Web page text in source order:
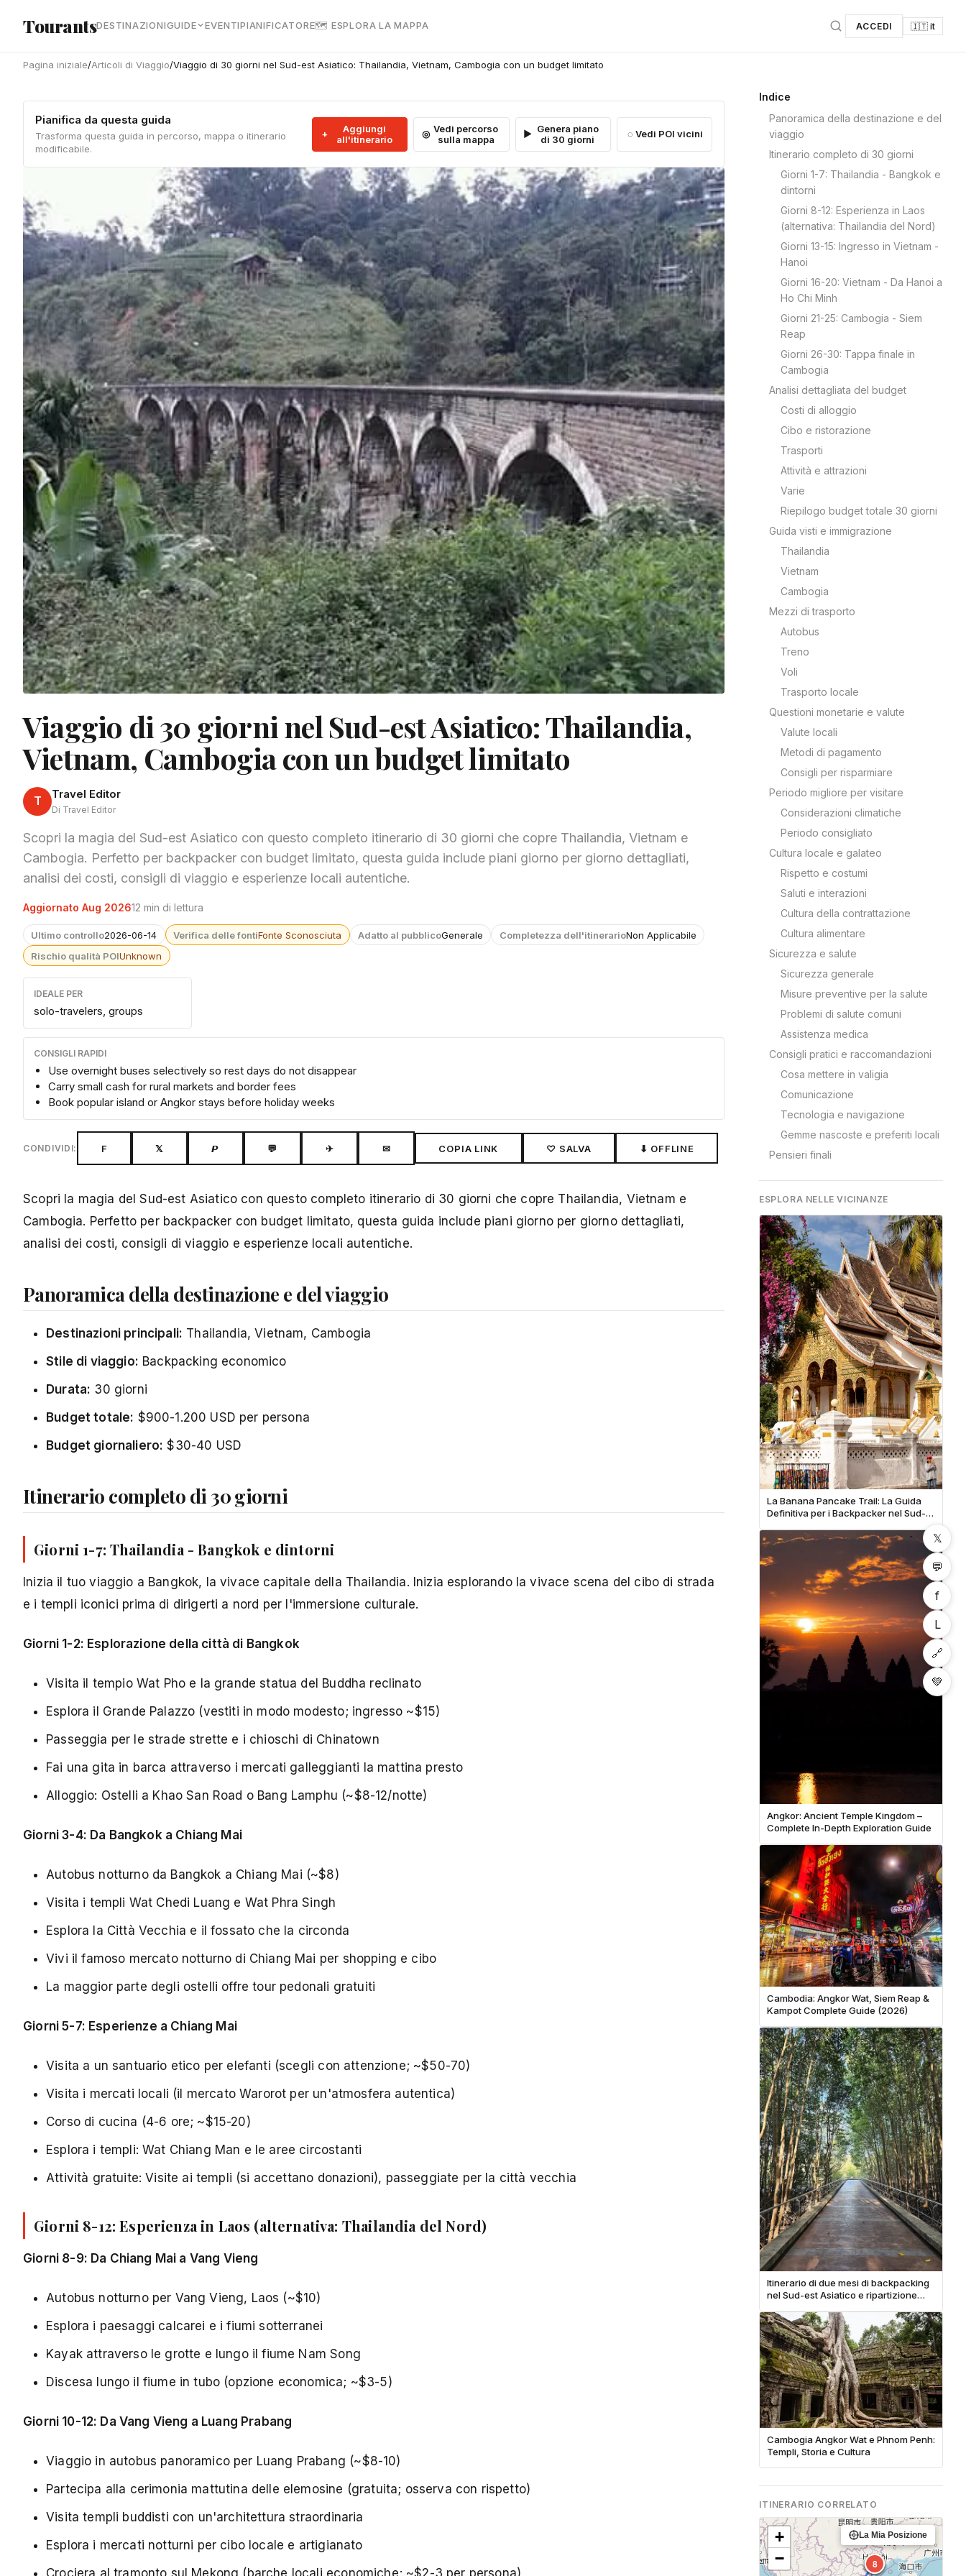
TourantsDESTINAZIONIGUIDE EVENTIPIANIFICATORE🗺 ESPLORA LA MAPPA ACCEDI 🇮🇹 it
Pagina iniziale/Articoli di Viaggio/Viaggio di 30 giorni nel Sud-est Asiatico: Thailandia, Vietnam, Cambogia con un budget limitato
Pianifica da questa guida
Trasforma questa guida in percorso, mappa o itinerario
modificabile.
Aggiungi
all'itinerario
Vedi percorso
sulla mappa
Genera piano
di 30 giorni
Vedi POI vicini
Viaggio di 30 giorni nel Sud-est Asiatico: Thailandia,
Vietnam, Cambogia con un budget limitato
T Travel Editor
Di Travel Editor
Scopri la magia del Sud-est Asiatico con questo completo itinerario di 30 giorni che copre Thailandia, Vietnam e
Cambogia. Perfetto per backpacker con budget limitato, questa guida include piani giorno per giorno dettagliati,
analisi dei costi, consigli di viaggio e esperienze locali autentiche.
Aggiornato Aug 202612 min di lettura
Ultimo controllo2026-06-14 Verifica delle fontiFonte Sconosciuta Adatto al pubblicoGenerale Completezza dell'itinerarioNon Applicabile
Rischio qualità POIUnknown
IDEALE PER
solo-travelers, groups
CONSIGLI RAPIDI
Use overnight buses selectively so rest days do not disappear
Carry small cash for rural markets and border fees
Book popular island or Angkor stays before holiday weeks
CONDIVIDI: F 𝕏 𝙋 💬 ✈ ✉ COPIA LINK ♡ SALVA ⬇ OFFLINE
Scopri la magia del Sud-est Asiatico con questo completo itinerario di 30 giorni che copre Thailandia, Vietnam e
Cambogia. Perfetto per backpacker con budget limitato, questa guida include piani giorno per giorno dettagliati,
analisi dei costi, consigli di viaggio e esperienze locali autentiche.
Panoramica della destinazione e del viaggio
Destinazioni principali: Thailandia, Vietnam, Cambogia
Stile di viaggio: Backpacking economico
Durata: 30 giorni
Budget totale: $900-1.200 USD per persona
Budget giornaliero: $30-40 USD
Itinerario completo di 30 giorni
Giorni 1-7: Thailandia - Bangkok e dintorni
Inizia il tuo viaggio a Bangkok, la vivace capitale della Thailandia. Inizia esplorando la vivace scena del cibo di strada
e i templi iconici prima di dirigerti a nord per l'immersione culturale.
Giorni 1-2: Esplorazione della città di Bangkok
Visita il tempio Wat Pho e la grande statua del Buddha reclinato
Esplora il Grande Palazzo (vestiti in modo modesto; ingresso ~$15)
Passeggia per le strade strette e i chioschi di Chinatown
Fai una gita in barca attraverso i mercati galleggianti la mattina presto
Alloggio: Ostelli a Khao San Road o Bang Lamphu (~$8-12/notte)
Giorni 3-4: Da Bangkok a Chiang Mai
Autobus notturno da Bangkok a Chiang Mai (~$8)
Visita i templi Wat Chedi Luang e Wat Phra Singh
Esplora la Città Vecchia e il fossato che la circonda
Vivi il famoso mercato notturno di Chiang Mai per shopping e cibo
La maggior parte degli ostelli offre tour pedonali gratuiti
Giorni 5-7: Esperienze a Chiang Mai
Visita a un santuario etico per elefanti (scegli con attenzione; ~$50-70)
Visita i mercati locali (il mercato Warorot per un'atmosfera autentica)
Corso di cucina (4-6 ore; ~$15-20)
Esplora i templi: Wat Chiang Man e le aree circostanti
Attività gratuite: Visite ai templi (si accettano donazioni), passeggiate per la città vecchia
Giorni 8-12: Esperienza in Laos (alternativa: Thailandia del Nord)
Giorni 8-9: Da Chiang Mai a Vang Vieng
Autobus notturno per Vang Vieng, Laos (~$10)
Esplora i paesaggi calcarei e i fiumi sotterranei
Kayak attraverso le grotte e lungo il fiume Nam Song
Discesa lungo il fiume in tubo (opzione economica; ~$3-5)
Giorni 10-12: Da Vang Vieng a Luang Prabang
Viaggio in autobus panoramico per Luang Prabang (~$8-10)
Partecipa alla cerimonia mattutina delle elemosine (gratuita; osserva con rispetto)
Visita templi buddisti con un'architettura straordinaria
Esplora i mercati notturni per cibo locale e artigianato
Indice
Panoramica della destinazione e del
viaggio
Itinerario completo di 30 giorni
Giorni 1-7: Thailandia - Bangkok e
dintorni
Giorni 8-12: Esperienza in Laos
(alternativa: Thailandia del Nord)
Giorni 13-15: Ingresso in Vietnam -
Hanoi
Giorni 16-20: Vietnam - Da Hanoi a
Ho Chi Minh
Giorni 21-25: Cambogia - Siem
Reap
Giorni 26-30: Tappa finale in
Cambogia
Analisi dettagliata del budget
Costi di alloggio
Cibo e ristorazione
Trasporti
Attività e attrazioni
Varie
Riepilogo budget totale 30 giorni
Guida visti e immigrazione
Thailandia
Vietnam
Cambogia
Mezzi di trasporto
Autobus
Treno
Voli
Trasporto locale
Questioni monetarie e valute
Valute locali
Metodi di pagamento
Consigli per risparmiare
Periodo migliore per visitare
Considerazioni climatiche
Periodo consigliato
Cultura locale e galateo
Rispetto e costumi
Saluti e interazioni
Cultura della contrattazione
Cultura alimentare
Sicurezza e salute
Sicurezza generale
Misure preventive per la salute
Problemi di salute comuni
Assistenza medica
Consigli pratici e raccomandazioni
Cosa mettere in valigia
Comunicazione
Tecnologia e navigazione
Gemme nascoste e preferiti locali
Pensieri finali
ESPLORA NELLE VICINANZE
La Banana Pancake Trail: La Guida
Definitiva per i Backpacker nel Sud-
Angkor: Ancient Temple Kingdom –
Complete In-Depth Exploration Guide
Cambodia: Angkor Wat, Siem Reap &
Kampot Complete Guide (2026)
Itinerario di due mesi di backpacking
nel Sud-est Asiatico e ripartizione
Cambogia Angkor Wat e Phnom Penh:
Templi, Storia e Cultura
ITINERARIO CORRELATO
4
7
8
+
−
La Mia Posizione
𝕏
💬
f
L
🔗
💚